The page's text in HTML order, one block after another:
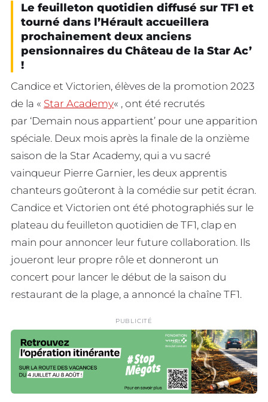
Le feuilleton quotidien diffusé sur TF1 et
tourné dans l’Hérault accueillera
prochainement deux anciens
pensionnaires du Château de la Star Ac’
!
Candice et Victorien, élèves de la promotion 2023
de la « Star Academy« , ont été recrutés
par ‘Demain nous appartient’ pour une apparition
spéciale. Deux mois après la finale de la onzième
saison de la Star Academy, qui a vu sacré
vainqueur Pierre Garnier, les deux apprentis
chanteurs goûteront à la comédie sur petit écran.
Candice et Victorien ont été photographiés sur le
plateau du feuilleton quotidien de TF1, clap en
main pour annoncer leur future collaboration. Ils
joueront leur propre rôle et donneront un
concert pour lancer le début de la saison du
restaurant de la plage, a annoncé la chaîne TF1.
PUBLICITÉ